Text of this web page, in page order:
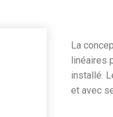
La
linéaires
installé.
et avec